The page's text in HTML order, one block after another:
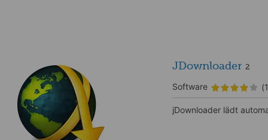
JDownloader 2
Software
jDownloader lädt